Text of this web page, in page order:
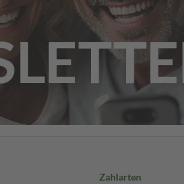
Zahlarten